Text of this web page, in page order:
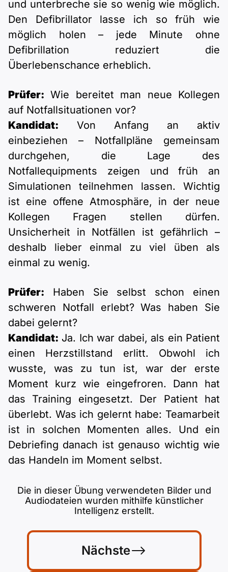
und unterbreche sie so wenig wie möglich.
Den Defibrillator lasse ich so früh wie
möglich holen – jede Minute ohne
Defibrillation reduziert die
Überlebenschance erheblich.
Prüfer: Wie bereitet man neue Kollegen
auf Notfallsituationen vor?
Kandidat: Von Anfang an aktiv
einbeziehen – Notfallpläne gemeinsam
durchgehen, die Lage des
Notfallequipments zeigen und früh an
Simulationen teilnehmen lassen. Wichtig
ist eine offene Atmosphäre, in der neue
Kollegen Fragen stellen dürfen.
Unsicherheit in Notfällen ist gefährlich –
deshalb lieber einmal zu viel üben als
einmal zu wenig.
Prüfer: Haben Sie selbst schon einen
schweren Notfall erlebt? Was haben Sie
dabei gelernt?
Kandidat: Ja. Ich war dabei, als ein Patient
einen Herzstillstand erlitt. Obwohl ich
wusste, was zu tun ist, war der erste
Moment kurz wie eingefroren. Dann hat
das Training eingesetzt. Der Patient hat
überlebt. Was ich gelernt habe: Teamarbeit
ist in solchen Momenten alles. Und ein
Debriefing danach ist genauso wichtig wie
das Handeln im Moment selbst.
Nächste
Die in dieser Übung verwendeten Bilder und
Audiodateien wurden mithilfe künstlicher
Intelligenz erstellt.